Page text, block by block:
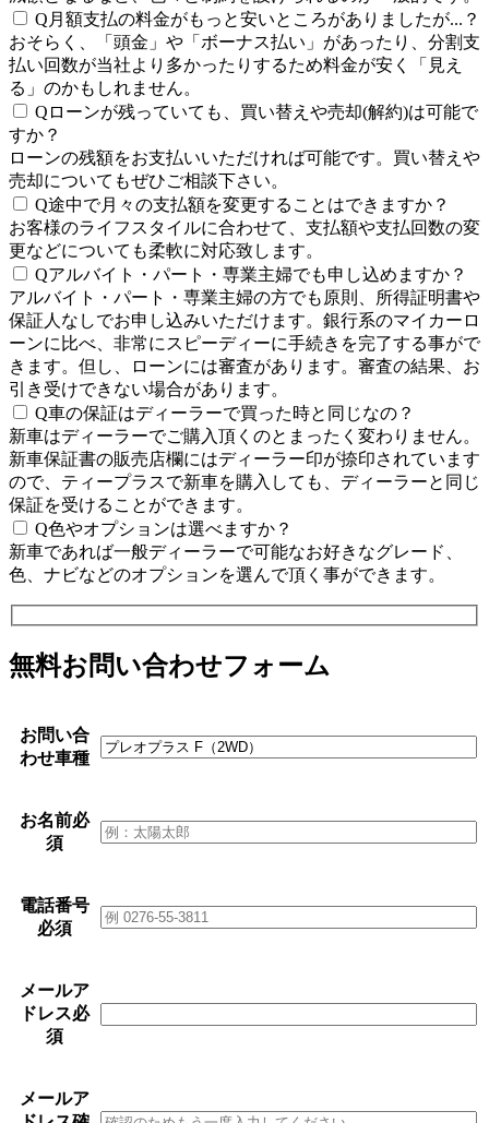
Q 月額支払の料金がもっと安いところがありましたが...？
おそらく、「頭金」や「ボーナス払い」があったり、分割支
払い回数が当社より多かったりするため料金が安く「見え
る」のかもしれません。
Q ローンが残っていても、買い替えや売却(解約)は可能で
すか？
ローンの残額をお支払いいただければ可能です。買い替えや
売却についてもぜひご相談下さい。
Q途中で月々の支払額を変更することはできますか？
お客様のライフスタイルに合わせて、支払額や支払回数の変
更などについても柔軟に対応致します。
Qアルバイト・パート・専業主婦でも申し込めますか？
アルバイト・パート・専業主婦の方でも原則、所得証明書や
保証人なしでお申し込みいただけます。銀行系のマイカーロ
ーンに比べ、非常にスピーディーに手続きを完了する事がで
きます。但し、ローンには審査があります。審査の結果、お
引き受けできない場合があります。
Q車の保証はディーラーで買った時と同じなの？
新車はディーラーでご購入頂くのとまったく変わりません。
新車保証書の販売店欄にはディーラー印が捺印されています
ので、ティープラスで新車を購入しても、ディーラーと同じ
保証を受けることができます。
Q色やオプションは選べますか？
新車であれば一般ディーラーで可能なお好きなグレード、
色、ナビなどのオプションを選んで頂く事ができます。
無料お問い合わせフォーム
お問い合
わせ車種
お名前必
須
電話番号
必須
メールア
ドレス必
須
メールア